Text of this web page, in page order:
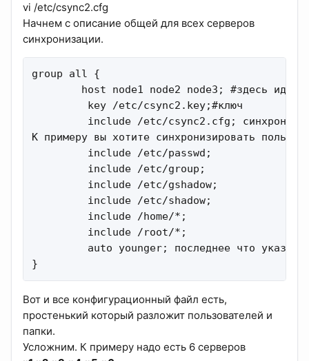
vi /etc/csync2.cfg
Начнем с описание общей для всех серверов
синхронизации.
group all {
host node1 node2 node3; #здесь идет
         key /etc/csync2.key;#ключ
include /etc/csync2.cfg;
К примеру вы хотите синхронизировать
         include /etc/passwd;
         include /etc/group;
         include /etc/gshadow;
         include /etc/shadow;
         include /home/*;
         include /root/*;
auto younger; последнее что
}
Вот и все конфигурационный файл есть,
простенький который разложит пользователей и
папки.
Усложним. К примеру надо есть 6 серверов